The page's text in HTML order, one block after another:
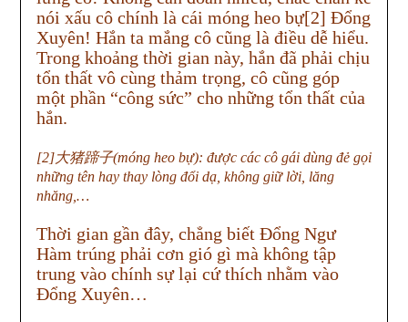
nói xấu cô chính là cái móng heo bự[2] Đổng
Xuyên! Hắn ta mắng cô cũng là điều dễ hiểu.
Trong khoảng thời gian này, hắn đã phải chịu
tổn thất vô cùng thảm trọng, cô cũng góp
một phần “công sức” cho những tổn thất của
hắn.
[2]大猪蹄子(móng heo bự): được các cô gái dùng đẻ gọi
những tên hay thay lòng đổi dạ, không giữ lời, lăng
nhăng,…
Thời gian gần đây, chẳng biết Đổng Ngư
Hàm trúng phải cơn gió gì mà không tập
trung vào chính sự lại cứ thích nhằm vào
Đổng Xuyên…